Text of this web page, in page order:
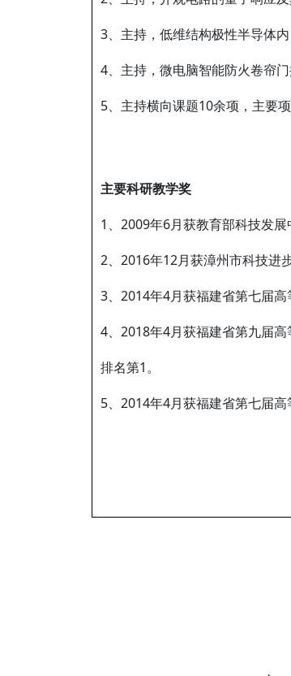
3、主持，低维结构极性半导体
4、主持，微电脑智能防火卷帘
5、主持横向课题10余项，主要
主要科研教学奖
1、2009年6月获教育部科技发
2、2016年12月获漳州市科技进
3、2014年4月获福建省第七届高
4、2018年4月获福建省第九届
排名第1。
5、2014年4月获福建省第七届高